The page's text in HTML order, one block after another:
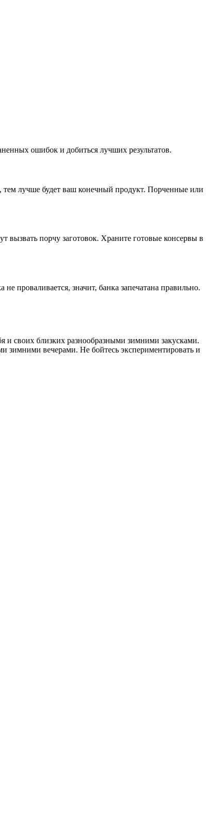
ошибок и добиться лучших результатов.
тем лучше будет ваш конечный продукт. Порченные или
порчу заготовок. Храните готовые консервы в
проваливается, значит, банка запечатана правильно.
и своих близких разнообразными зимними закусками.
зимними вечерами. Не бойтесь экспериментировать и